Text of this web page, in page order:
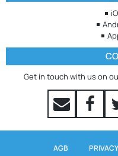
Get in touch with us on
AGB